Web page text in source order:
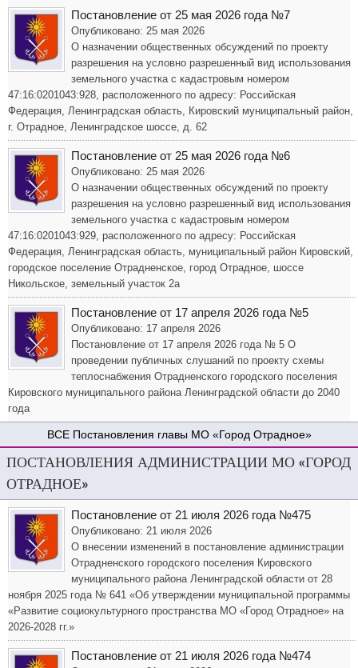
Постановление от 25 мая 2026 года №7
Опубликовано: 25 мая 2026
О назначении общественных обсуждений по проекту
разрешения на условно разрешенный вид использования
земельного участка с кадастровым номером
47:16:0201043:928, расположенного по адресу: Российская
Федерация, Ленинградская область, Кировский муниципальный район,
г. Отрадное, Ленинградское шоссе, д. 62
Постановление от 25 мая 2026 года №6
Опубликовано: 25 мая 2026
О назначении общественных обсуждений по проекту
разрешения на условно разрешенный вид использования
земельного участка с кадастровым номером
47:16:0201043:929, расположенного по адресу: Российская
Федерация, Ленинградская область, муниципальный район Кировский,
городское поселение Отрадненское, город Отрадное, шоссе
Никольское, земельный участок 2а
Постановление от 17 апреля 2026 года №5
Опубликовано: 17 апреля 2026
Постановление от 17 апреля 2026 года № 5 О
проведении публичных слушаний по проекту схемы
теплоснабжения Отрадненского городского поселения
Кировского муниципального района Ленинградской области до 2040
года
Постановления главы МО «Город Отрадное»
ПОСТАНОВЛЕНИЯ АДМИНИСТРАЦИИ МО «ГОРОД
ОТРАДНОЕ»
Постановление от 21 июля 2026 года №475
Опубликовано: 21 июля 2026
О внесении изменений в постановление администрации
Отрадненского городского поселения Кировского
муниципального района Ленинградской области от 28
ноября 2025 года № 641 «Об утверждении муниципальной программы
«Развитие социокультурного пространства МО «Город Отрадное» на
2026-2028 гг.»
Постановление от 21 июля 2026 года №474